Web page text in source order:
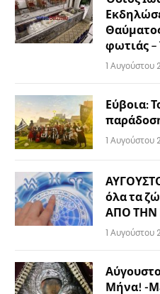
φωτιάς
1 Αυγούστου
Εύβοια:
1 Αυγούστου
όλα τα
ΑΠΟ ΤΗΝ
1 Αυγούστου
Μήνα! -